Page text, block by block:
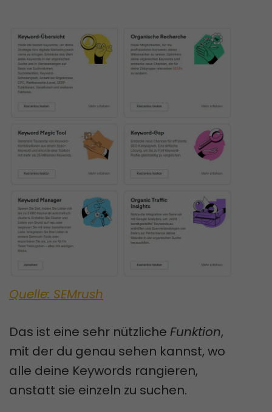
Quelle: SEMrush
Das ist eine sehr nützliche Funktion,
mit der du genau sehen kannst, wo
alle deine Keywords rangieren,
anstatt sie einzeln zu suchen.